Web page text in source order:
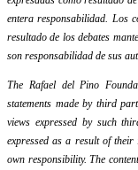
entera responsabilidad. Los
resultado de los debates
son responsabilidad de sus
The Rafael del Pino
statements made by third
views expressed by such
expressed as a result of
own responsibility. The